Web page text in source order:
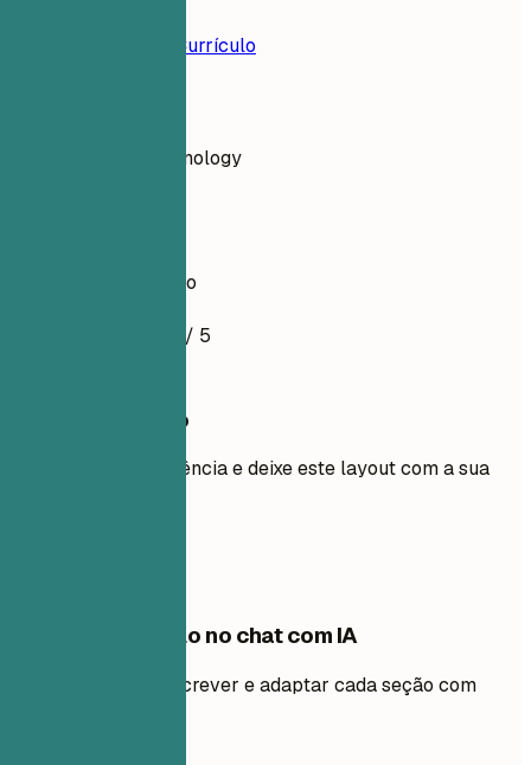
Exemplos de Currículo
information-technology
Exemplo de currículo
/ 5
Use este modelo
Adicione sua experiência e deixe este layout com a sua
Edite este modelo no chat com IA
Peça à IA para reescrever e adaptar cada seção com